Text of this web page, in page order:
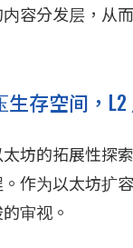
容分发层，从
生存空间，
坊的拓展性探
作为以太坊扩
审视。